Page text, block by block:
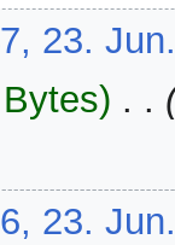
23.
23.